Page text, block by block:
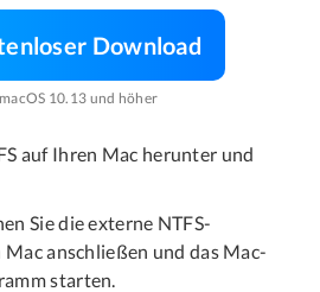
Download
10.13 und höher
auf Ihren Mac herunter und
Sie die externe NTFS-
anschließen und das Mac-
starten.